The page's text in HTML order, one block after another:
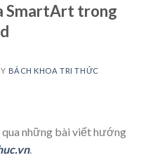
SmartArt trong
BÁCH KHOA TRI THỨC
những bài viết hướng
.